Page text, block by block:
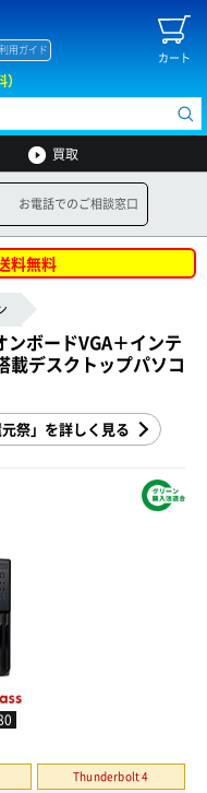
カート
用ガイド
買取
お電話でのご相談窓口
料無料
ボードVGA＋インテ
デスクトップパソコ
祭」を詳しく見る
Thunderbolt 4